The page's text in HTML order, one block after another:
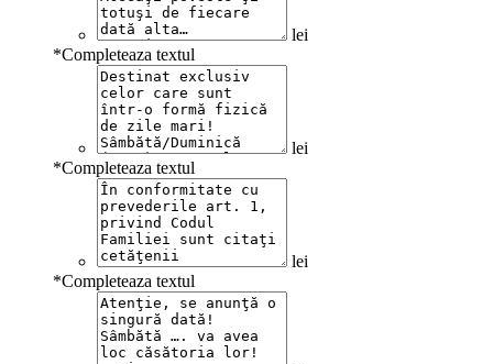
lei
*Completeaza textul
lei
*Completeaza textul
lei
*Completeaza textul